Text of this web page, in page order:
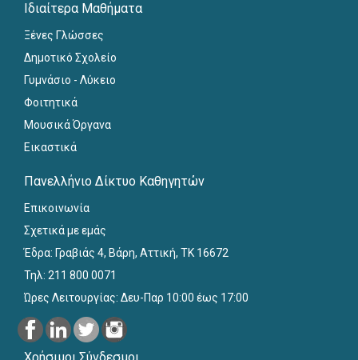
Ιδιαίτερα Μαθήματα
Ξένες Γλώσσες
Δημοτικό Σχολείο
Γυμνάσιο - Λύκειο
Φοιτητικά
Μουσικά Όργανα
Εικαστικά
Πανελλήνιο Δίκτυο Καθηγητών
Επικοινωνία
Σχετικά με εμάς
Έδρα: Γραβιάς 4, Βάρη, Αττική, ΤΚ 16672
Τηλ: 211 800 0071
Ώρες Λειτουργίας: Δευ-Παρ 10:00 έως 17:00